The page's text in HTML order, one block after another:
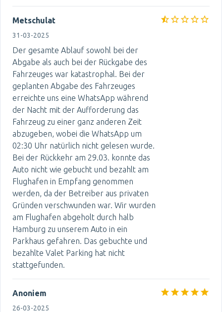
Metschulat
31-03-2025
Der gesamte Ablauf sowohl bei der
Abgabe als auch bei der Rückgabe des
Fahrzeuges war katastrophal. Bei der
geplanten Abgabe des Fahrzeuges
erreichte uns eine WhatsApp während
der Nacht mit der Aufforderung das
Fahrzeug zu einer ganz anderen Zeit
abzugeben, wobei die WhatsApp um
02:30 Uhr natürlich nicht gelesen wurde.
Bei der Rückkehr am 29.03. konnte das
Auto nicht wie gebucht und bezahlt am
Flughafen in Empfang genommen
werden, da der Betreiber aus privaten
Gründen verschwunden war. Wir wurden
am Flughafen abgeholt durch halb
Hamburg zu unserem Auto in ein
Parkhaus gefahren. Das gebuchte und
bezahlte Valet Parking hat nicht
stattgefunden.
Anoniem
26-03-2025